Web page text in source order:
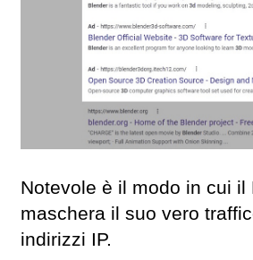
Notevole è il modo in cui il
maschera il suo vero
indirizzi IP.